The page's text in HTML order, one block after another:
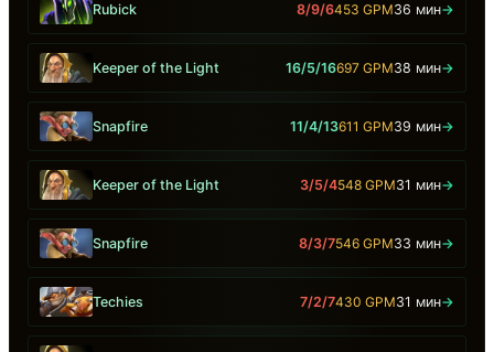
Rubick 8/9/6453 GPM36 мин→
Keeper of the Light 16/5/16697 GPM38 мин→
Snapfire 11/4/13611 GPM39 мин→
Keeper of the Light 3/5/4548 GPM31 мин→
Snapfire 8/3/7546 GPM33 мин→
Techies 7/2/7430 GPM31 мин→